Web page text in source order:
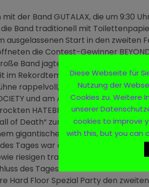
der Band GUTALAX, die um 9:30
Band traditionell mit
ausgelassenen Start in den zweiten
die Contest-Gewinner BEYOND
Band jagte die nächste: PALEFACE
Rekordtempo. Mit EMIL BULLS und
rappelvoll, während auf der
und am Abend BUTCHER
HATEBREED die Hauptbühne
of Death“ zum Toben. HEAVEN
gigantischen Circle Pit auf, dem
Tages war der Auftritt von KORN,
riesigen transparenten LED-
des Tages bildete ZEAL &
Hard Floor Spezial Party den
Diese Webseite für
Nutzung der
Cookies zu. Weitere
unserer
cookies to improve
with this, but you can